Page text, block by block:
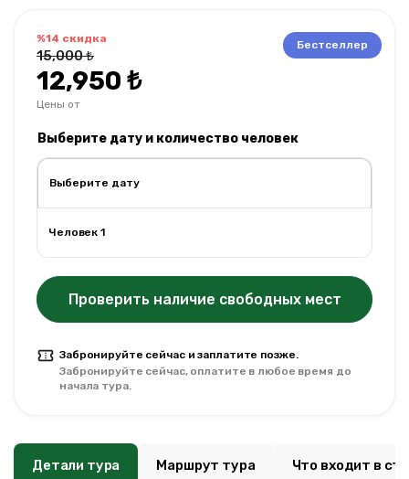
Бестселлер
%14 скидка
15,000 ₺
12,950 ₺
Цены от
Выберите дату и количество человек
Человек 1
Проверить наличие свободных мест
Забронируйте сейчас и заплатите позже.
Забронируйте сейчас, оплатите в любое время до
начала тура.
Детали тура Маршрут тура Что входит в